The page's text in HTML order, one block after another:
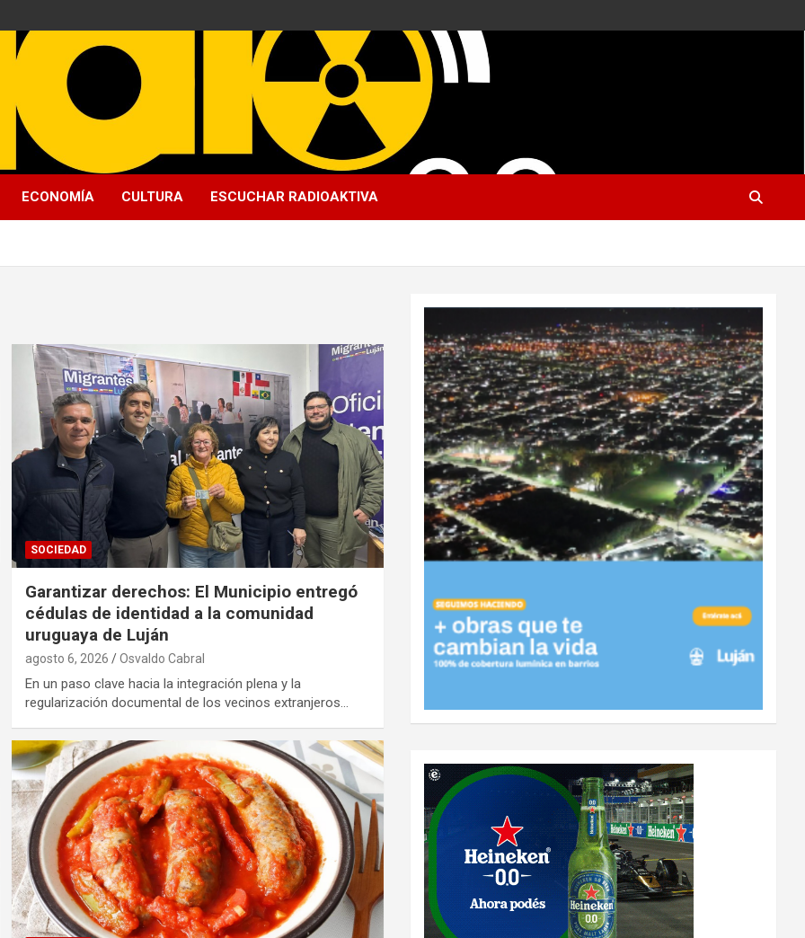
ECONOMÍA CULTURA ESCUCHAR RADIOAKTIVA
SOCIEDAD
Garantizar derechos: El Municipio entregó
cédulas de identidad a la comunidad
uruguaya de Luján
agosto 6, 2026 Osvaldo Cabral
En un paso clave hacia la integración plena y la
regularización documental de los vecinos extranjeros…